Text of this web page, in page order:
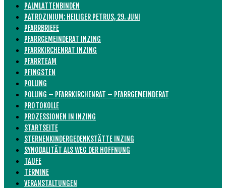
PALMLATTENBINDEN
PATROZINIUM: HEILIGER PETRUS, 29. JUNI
PFARRBRIEFE
PFARRGEMEINDERAT INZING
PFARRKIRCHENRAT INZING
PFARRTEAM
PFINGSTEN
POLLING
POLLING – PFARRKIRCHENRAT – PFARRGEMEINDERAT
PROTOKOLLE
PROZESSIONEN IN INZING
STARTSEITE
STERNENKINDERGEDENKSTÄTTE INZING
SYNODALITÄT ALS WEG DER HOFFNUNG
TAUFE
TERMINE
VERANSTALTUNGEN